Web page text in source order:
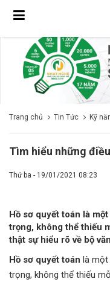
Trang chủ Tin Tức Kỹ
Tìm hiểu những
Thứ ba - 19/01/2021 08:23
Hồ sơ quyết toán là
trọng, không thể thiếu
thật sự hiểu rõ về bộ
Hồ sơ quyết toán là một
trọng, không thể thiếu